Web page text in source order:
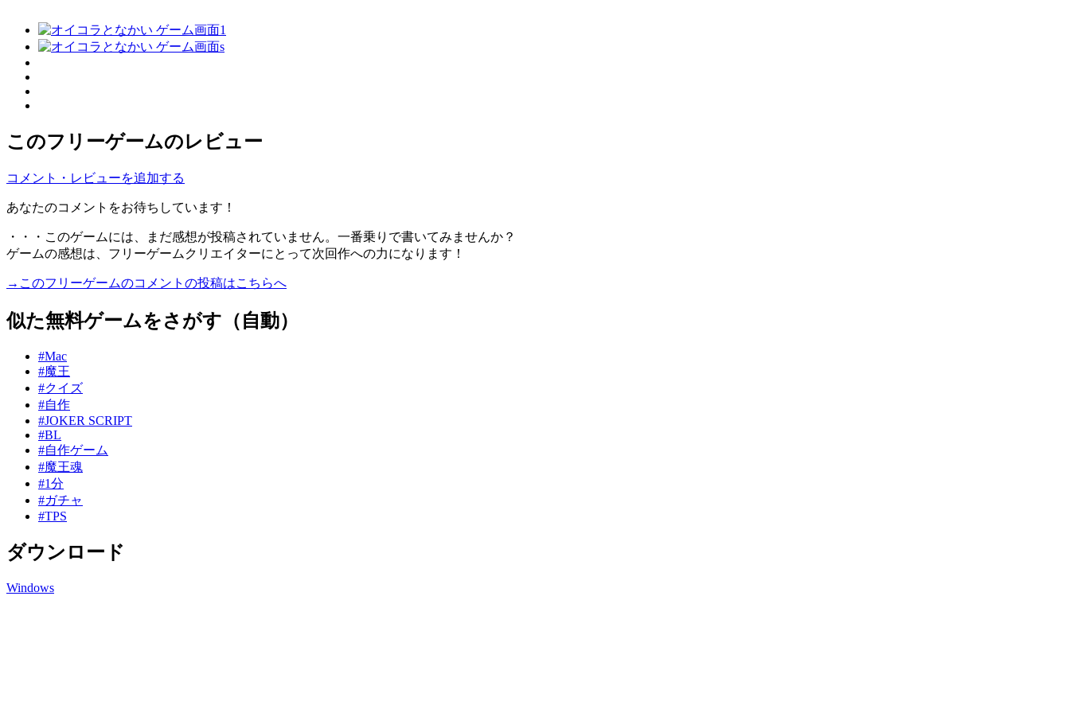
このフリーゲームのレビュー
コメント・レビューを追加する
あなたのコメントをお待ちしています！
・・・このゲームには、まだ感想が投稿されていません。一番乗りで書いてみませんか？
ゲームの感想は、フリーゲームクリエイターにとって次回作への力になります！
→このフリーゲームのコメントの投稿はこちらへ
似た無料ゲームをさがす（自動）
#Mac
#魔王
#クイズ
#自作
#JOKER SCRIPT
#BL
#自作ゲーム
#魔王魂
#1分
#ガチャ
#TPS
ダウンロード
Windows